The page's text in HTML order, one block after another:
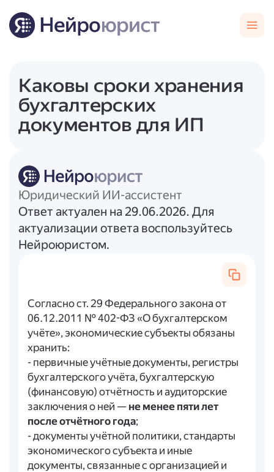
Каковы сроки хранения
бухгалтерских
документов для ИП
Юридический ИИ-ассистент
Ответ актуален на 29.06.2026. Для
актуализации ответа воспользуйтесь
Нейроюристом.
Согласно ст. 29 Федерального закона от
06.12.2011 № 402-ФЗ «О бухгалтерском
учёте», экономические субъекты обязаны
хранить:
- первичные учётные документы, регистры
бухгалтерского учёта, бухгалтерскую
(финансовую) отчётность и аудиторские
заключения о ней — не менее пяти лет
после отчётного года;
- документы учётной политики, стандарты
экономического субъекта и иные
документы, связанные с организацией и